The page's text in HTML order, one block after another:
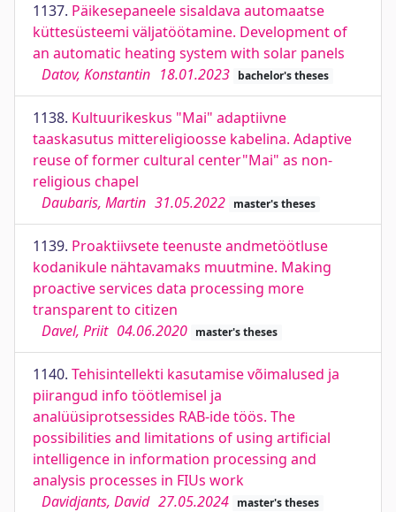
1137. Päikesepaneele sisaldava automaatse
küttesüsteemi väljatöötamine. Development of
an automatic heating system with solar panels
Datov, Konstantin 18.01.2023 bachelor's theses
1138. Kultuurikeskus "Mai" adaptiivne
taaskasutus mittereligioosse kabelina. Adaptive
reuse of former cultural center"Mai" as non-
religious chapel
Daubaris, Martin 31.05.2022 master's theses
1139. Proaktiivsete teenuste andmetöötluse
kodanikule nähtavamaks muutmine. Making
proactive services data processing more
transparent to citizen
Davel, Priit 04.06.2020 master's theses
1140. Tehisintellekti kasutamise võimalused ja
piirangud info töötlemisel ja
analüüsiprotsessides RAB-ide töös. The
possibilities and limitations of using artificial
intelligence in information processing and
analysis processes in FIUs work
Davidjants, David 27.05.2024 master's theses